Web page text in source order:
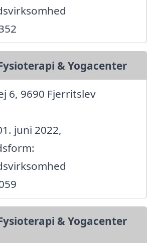
& Yogacenter
6, 9690 Fjerritslev
juni 2022,
& Yogacenter